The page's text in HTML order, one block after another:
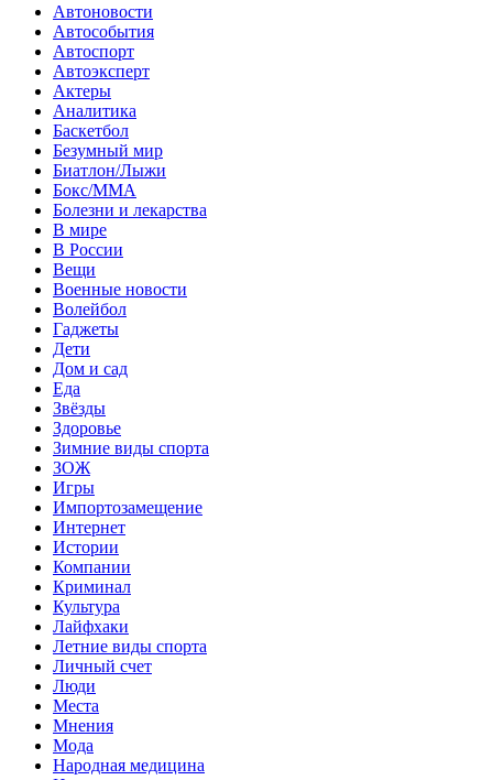
Автоновости
Автособытия
Автоспорт
Автоэксперт
Актеры
Аналитика
Баскетбол
Безумный мир
Биатлон/Лыжи
Бокс/MMA
Болезни и лекарства
В мире
В России
Вещи
Военные новости
Волейбол
Гаджеты
Дети
Дом и сад
Еда
Звёзды
Здоровье
Зимние виды спорта
ЗОЖ
Игры
Импортозамещение
Интернет
Истории
Компании
Криминал
Культура
Лайфхаки
Летние виды спорта
Личный счет
Люди
Места
Мнения
Мода
Народная медицина